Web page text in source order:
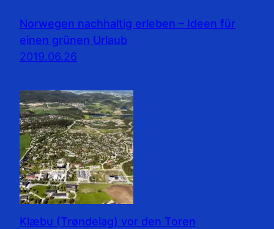
Norwegen nachhaltig erleben – Ideen für
einen grünen Urlaub
2019.06.26
Klæbu (Trøndelag) vor den Toren